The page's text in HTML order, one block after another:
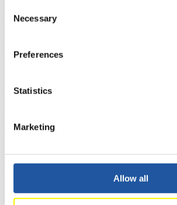
Selection
Necessary
Preferences
Statistics
Marketing
Allow all
und Fairplay nachlesen, auf
Ausschreibungen für Wettkämpfe
>> Weiter
Hier können Sie das aktuelle Regelwerk
Wettkämpfen, Anti-Doping und Fairplay